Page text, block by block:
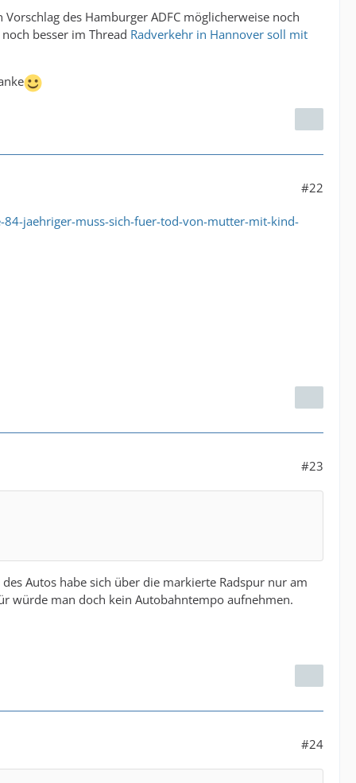
des Hamburger ADFC möglicherweise noch
besser im Thread Radverkehr in Hannover soll mit
#22
jaehriger-muss-sich-fuer-tod-von-mutter-mit-kind-
#23
Autos habe sich über die markierte Radspur nur am
würde man doch kein Autobahntempo aufnehmen.
#24